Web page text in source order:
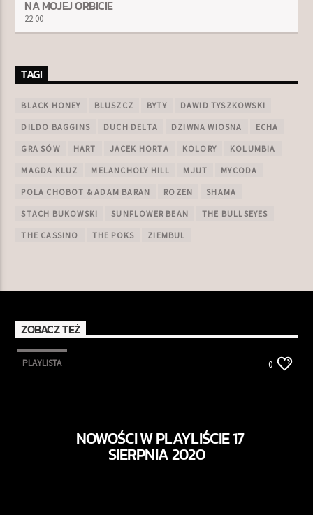
NA MOJEJ ORBICIE
22:00
TAGI
BLACK HONEY BLUSZCZ BYTY DAWID TYSZKOWSKI
DILDO BAGGINS DUCH DELTA DZIWNA WIOSNA ECHA
GRA SÓW HART JACEK HORTA KOLORY KOLUMBIA
MAGDA KLUZ MELANCHOLY HILL MJUT MYCODA
POLA CHOBOT & ADAM BARAN ROZEN SHAMA
STACH BUKOWSKI SUNFLOWER BEAN THE BULLSEYES
THE CASSINO THE POKS ZIEMBUL
ZOBACZ TEŻ
PLAYLISTA 0
NOWOŚCI W PLAYLIŚCIE 17
SIERPNIA 2020